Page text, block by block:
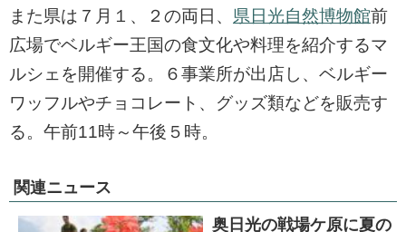
また県は７月１、２の両日、 県日光自然博物館前
広場でベルギー王国の食文化や料理を紹介するマ
ルシェを開催する。６事業所が出店し、ベルギー
ワッフルやチョコレート、グッズ類などを販売す
る。午前11時～午後５時。
関連ニュース
奥日光の戦場ケ原に夏の